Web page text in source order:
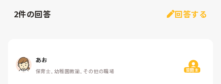
2件の回答 回答する
あお
保育士, 幼稚園教諭, その他の職場 質問主